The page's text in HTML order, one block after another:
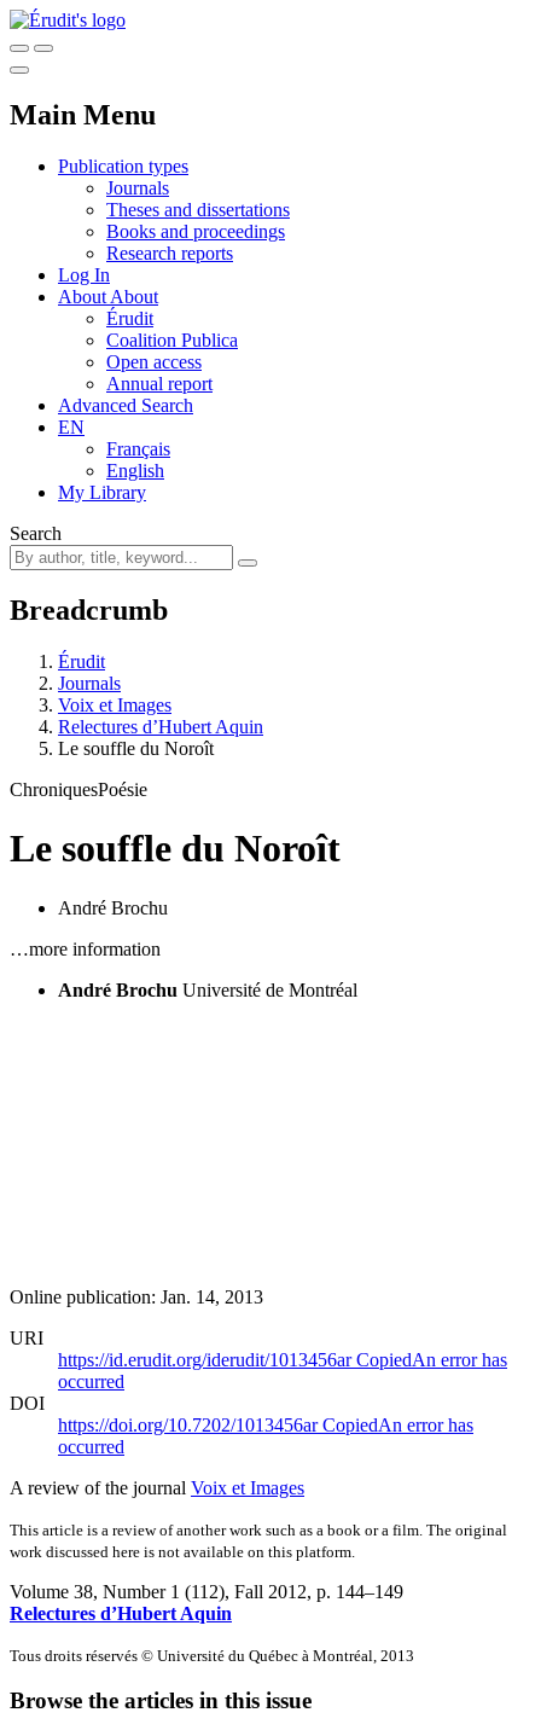
Main Menu
Publication types
Journals
Theses and dissertations
Books and proceedings
Research reports
Log In
About About
Érudit
Coalition Publica
Open access
Annual report
Advanced Search
EN
Français
English
My Library
Search
Breadcrumb
Érudit
Journals
Voix et Images
Relectures d’Hubert Aquin
Le souffle du Noroît
ChroniquesPoésie
Le souffle du Noroît
André Brochu
…more information
André Brochu Université de Montréal
Online publication: Jan. 14, 2013
URI
https://id.erudit.org/iderudit/1013456arCopiedAn error has
occurred
DOI
https://doi.org/10.7202/1013456arCopiedAn error has
occurred
A review of the journal Voix et Images
This article is a review of another work such as a book or a film. The original
work discussed here is not available on this platform.
Volume 38, Number 1 (112), Fall 2012, p. 144–149
Relectures d’Hubert Aquin
Tous droits réservés © Université du Québec à Montréal, 2013
Browse the articles in this issue